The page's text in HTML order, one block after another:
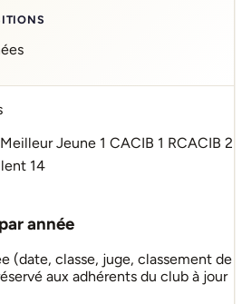
Meilleur Jeune 1 CACIB 1 RCACIB 2
14
année
(date, classe, juge, classement de
aux adhérents du club à jour